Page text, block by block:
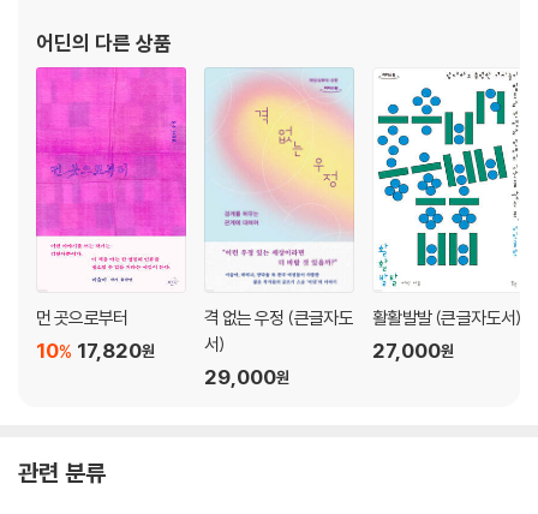
내 친구의 집은 어디인가
추방된 사람 미누
굿 바이 반 레
5장 … 지구의 친구들
생명의 얼굴
문어공주 이야기
양의 죽음을 목격하기로 해요
어딘의 다른 상품
먼 곳으로부터
17,820원
10%
격 없는 우정 (큰글자도
서)
29,000원
활활발발 (큰글자도서)
27,000원
관련 분류